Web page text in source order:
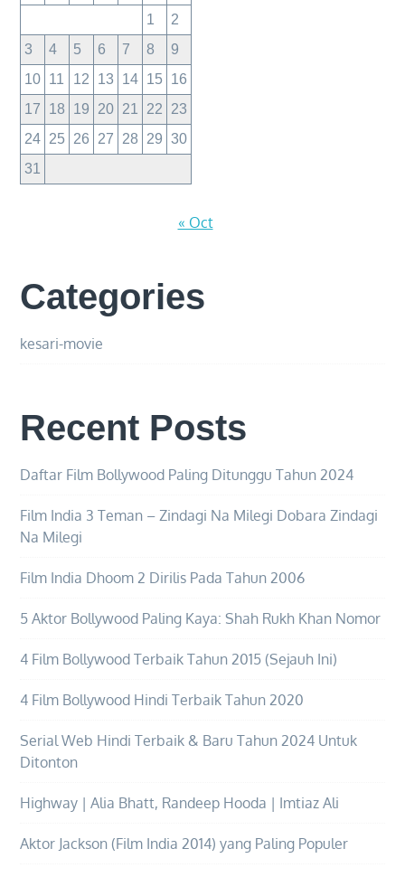
1
2
3
4 5 6 7 8
9
10 11 12 13 14 15 16
17
18 19 20 21 22
23
24 25 26 27 28 29
30
31
« Oct
Categories
kesari-movie
Recent Posts
Daftar Film Bollywood Paling Ditunggu Tahun 2024
Film India 3 Teman – Zindagi Na Milegi Dobara Zindagi
Na Milegi
Film India Dhoom 2 Dirilis Pada Tahun 2006
5 Aktor Bollywood Paling Kaya: Shah Rukh Khan Nomor
4 Film Bollywood Terbaik Tahun 2015 (Sejauh Ini)
4 Film Bollywood Hindi Terbaik Tahun 2020
Serial Web Hindi Terbaik & Baru Tahun 2024 Untuk
Ditonton
Highway | Alia Bhatt, Randeep Hooda | Imtiaz Ali
Aktor Jackson (Film India 2014) yang Paling Populer